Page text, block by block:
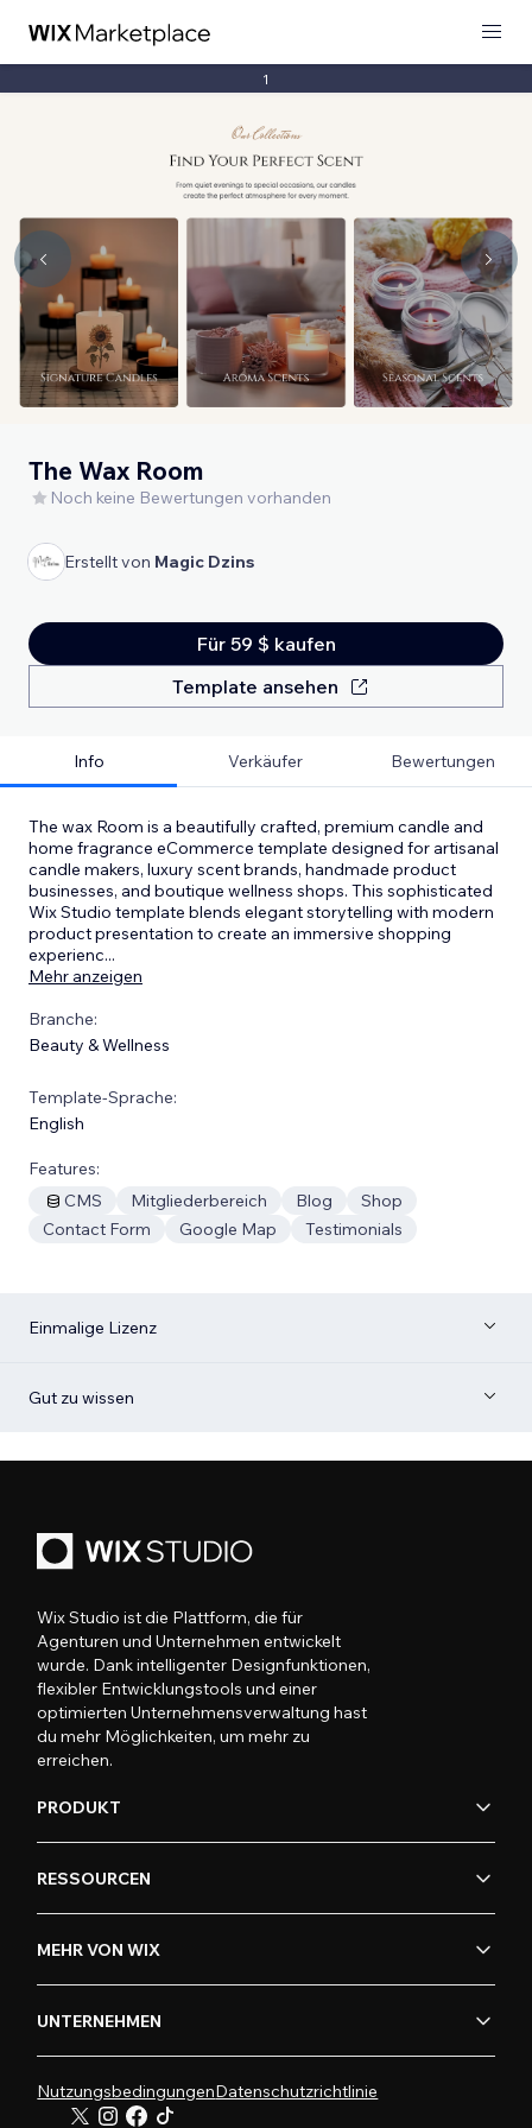
1
The Wax Room
Noch keine Bewertungen vorhanden
Erstellt von Magic Dzins
Für 59 $ kaufen
Template ansehen
Info Verkäufer Bewertungen
The wax Room is a beautifully crafted, premium candle and
home fragrance eCommerce template designed for artisanal
candle makers, luxury scent brands, handmade product
businesses, and boutique wellness shops. This sophisticated
Wix Studio template blends elegant storytelling with modern
product presentation to create an immersive shopping
experienc...
Mehr anzeigen
Branche:
Beauty & Wellness
Template-Sprache:
English
Features:
CMS
Mitgliederbereich Blog
Shop
Contact Form
Google Map Testimonials
Einmalige Lizenz
Gut zu wissen
Wix Studio ist die Plattform, die für
Agenturen und Unternehmen entwickelt
wurde. Dank intelligenter Designfunktionen,
flexibler Entwicklungstools und einer
optimierten Unternehmensverwaltung hast
du mehr Möglichkeiten, um mehr zu
erreichen.
PRODUKT
RESSOURCEN
MEHR VON WIX
UNTERNEHMEN
NutzungsbedingungenDatenschutzrichtlinie